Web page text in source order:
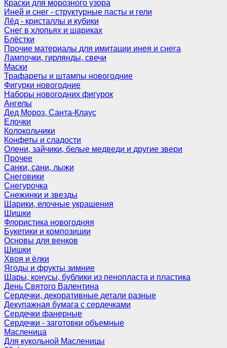
Краски для морозного узора
Иней и снег - структурные пасты и гели
Лёд - кристаллы и кубики
Снег в хлопьях и шариках
Блёстки
Прочие материалы для имитации инея и снега
Лампочки, гирлянды, свечи
Маски
Трафареты и штампы новогодние
Фигурки новогодние
Наборы новогодних фигурок
Ангелы
Дед Мороз, Санта-Клаус
Елочки
Колокольчики
Конфеты и сладости
Олени, зайчики, белые медведи и другие звери
Прочее
Санки, сани, лыжи
Снеговики
Снегурочка
Снежинки и звезды
Шарики, елочные украшения
Шишки
Флористика новогодняя
Букетики и композиции
Основы для венков
Шишки
Хвоя и ёлки
Ягоды и фрукты зимние
Шары, конусы, бублики из пенопласта и пластика
День Святого Валентина
Сердечки, декоративные детали разные
Декупажная бумага с сердечками
Сердечки фанерные
Сердечки - заготовки объемные
Масленица
Для кукольной Масленицы